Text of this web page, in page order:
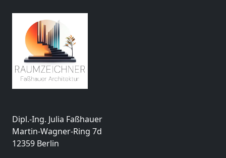
Dipl.-Ing. Julia Faßhauer
Martin-Wagner-Ring 7d
12359 Berlin